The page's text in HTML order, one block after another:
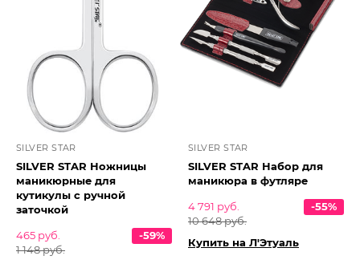
SILVER STAR
SILVER STAR Ножницы
маникюрные для
кутикулы с ручной
заточкой
465 руб.
1 148 руб.
-59%
SILVER STAR
SILVER STAR Набор для
маникюра в футляре
4 791 руб.
10 648 руб.
-55%
Купить на Л'Этуаль